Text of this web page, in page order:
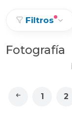
Filtros
Fotografía
1 2